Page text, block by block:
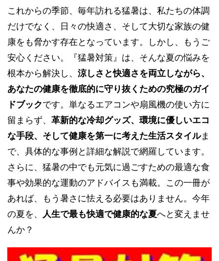
これからの季節、毎年訪れる猛暑は、私たちの体調
だけでなく、日々の快適さ、そして大切な家族の健
康をも脅かす存在となっています。しかし、もうご
安心ください。『猛暑対策』は、そんな夏の悩みを
根本から解決し、 涼しさと快適さを両立しながら、
あなたの健康を徹底的に守り抜くための究極のガイ
ドブックです。単なるエアコンや扇風機の使い方に
留まらず、 革新的な冷却グッズ、環境に優しいエコ
な手段、そして健康を第一に考えた生活スタイルま
で、具体的な事例と詳細な解説で網羅しています。
さらに、猛暑の中でも元気に過ごすための最適な食
事や効果的な運動のアドバイスも満載。この一冊が
あれば、もう暑さに怯える必要はありません。今年
の夏を、 人生で最も快適で健康的な夏へと変えませ
んか？